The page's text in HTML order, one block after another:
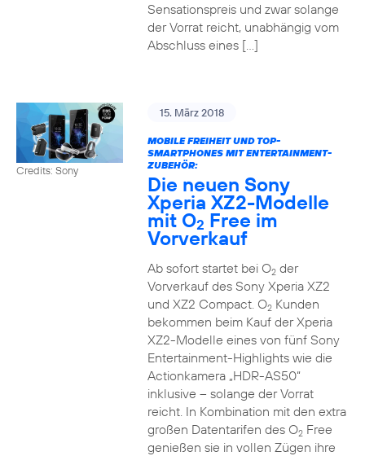
Sensationspreis und zwar solange
der Vorrat reicht, unabhängig vom
Abschluss eines […]
Credits: Sony
15. März 2018
MOBILE FREIHEIT UND TOP-
SMARTPHONES MIT ENTERTAINMENT-
ZUBEHÖR:
Die neuen Sony
Xperia XZ2-Modelle
mit O2 Free im
Vorverkauf
Ab sofort startet bei O2der
Vorverkauf des Sony Xperia XZ2
und XZ2 Compact. O2Kunden
bekommen beim Kauf der Xperia
XZ2-Modelle eines von fünf Sony
Entertainment-Highlights wie die
Actionkamera „HDR-AS50“
inklusive – solange der Vorrat
reicht. In Kombination mit den extra
großen Datentarifen des O2Free
genießen sie in vollen Zügen ihre